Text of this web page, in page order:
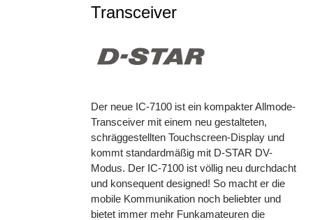
Transceiver
Der neue IC-7100 ist ein kompakter Allmode-
Transceiver mit einem neu gestalteten,
schräggestellten Touchscreen-Display und
kommt standardmäßig mit D-STAR DV-
Modus. Der IC-7100 ist völlig neu durchdacht
und konsequent designed! So macht er die
mobile Kommunikation noch beliebter und
bietet immer mehr Funkamateuren die